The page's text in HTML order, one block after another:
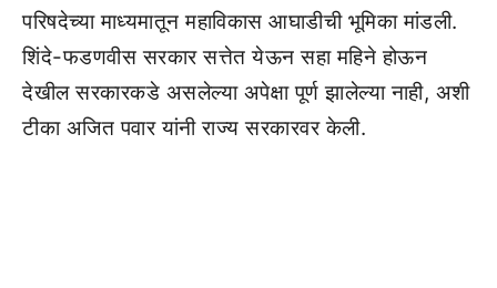
परिषदेच्या माध्यमातून महाविकास आघाडीची भूमिका मांडली.
शिंदे-फडणवीस सरकार सत्तेत येऊन सहा महिने होऊन
देखील सरकारकडे असलेल्या अपेक्षा पूर्ण झालेल्या नाही, अशी
टीका अजित पवार यांनी राज्य सरकारवर केली.